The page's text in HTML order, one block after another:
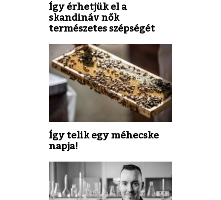
Így érhetjük el a
skandináv nők
természetes szépségét
Így telik egy méhecske
napja!